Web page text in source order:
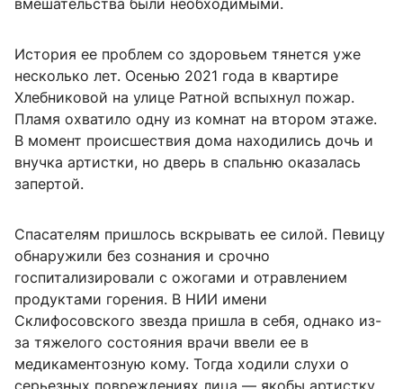
вмешательства были необходимыми.
История ее проблем со здоровьем тянется уже
несколько лет. Осенью 2021 года в квартире
Хлебниковой на улице Ратной вспыхнул пожар.
Пламя охватило одну из комнат на втором этаже.
В момент происшествия дома находились дочь и
внучка артистки, но дверь в спальню оказалась
запертой.
Спасателям пришлось вскрывать ее силой. Певицу
обнаружили без сознания и срочно
госпитализировали с ожогами и отравлением
продуктами горения. В НИИ имени
Склифосовского звезда пришла в себя, однако из-
за тяжелого состояния врачи ввели ее в
медикаментозную кому. Тогда ходили слухи о